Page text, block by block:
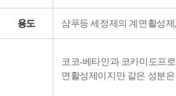
용도 샴푸등 세정제의 계면활성
코코-베타인과 코카미도프
면활성제이지만 같은 성분